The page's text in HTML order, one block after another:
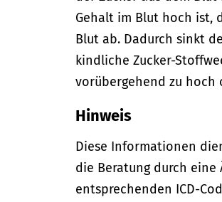
Gehalt im Blut hoch ist,
Blut ab. Dadurch sinkt
kindliche Zucker-
vorübergehend zu hoch
Hinweis
Diese Informationen
die Beratung durch eine
entsprechenden ICD-